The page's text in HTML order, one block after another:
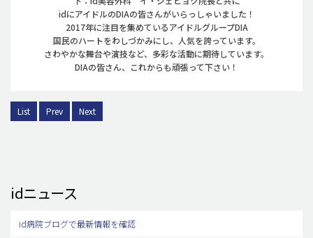
idにアイドルのDIAの皆さんがいらっしゃいました！
2017年に注目を集めているアイドルグループDIA
国民のハートをわしづかみにし、人気を誇っています。
さわやかな舞台や演技など、多彩な活動に期待しています。
DIAの皆さん、これからも頑張って下さい！
List Prev Next
idニュース
id病院ブログで最新情報を確認